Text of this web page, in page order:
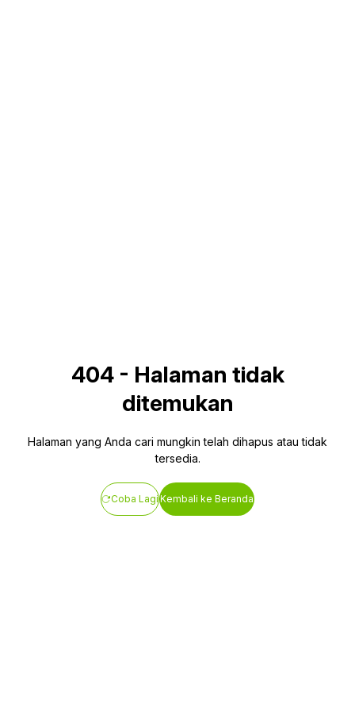
404- Halaman tidak
ditemukan
Halaman yang Anda cari mungkin telah dihapus atau tidak
tersedia.
Coba LagiKembali ke Beranda